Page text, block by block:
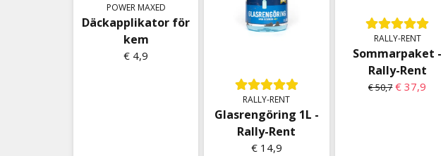
POWER MAXED
Däckapplikator för
kem
€ 4,9
RALLY-RENT
Glasrengöring 1L -
Rally-Rent
€ 14,9
RALLY-RENT
Sommarpaket -
Rally-Rent
€ 50,7 € 37,9